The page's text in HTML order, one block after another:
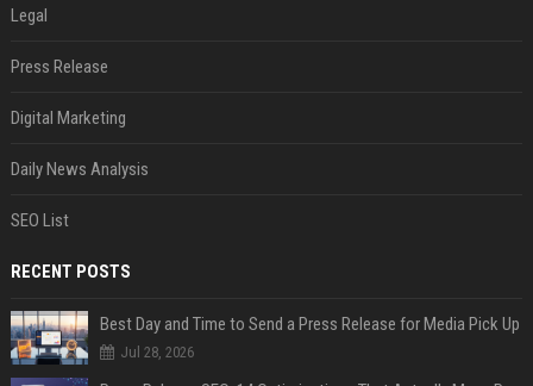
Legal
Press Release
Digital Marketing
Daily News Analysis
SEO List
RECENT POSTS
Best Day and Time to Send a Press Release for Media Pick Up
Jul 28, 2026